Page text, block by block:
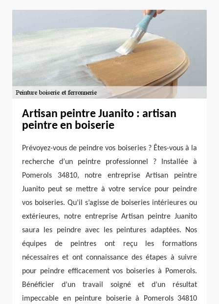
Artisan peintre Juanito : artisan
peintre en boiserie
Prévoyez-vous de peindre vos boiseries ? Êtes-vous à la
recherche d’un peintre professionnel ? Installée à
Pomerols 34810, notre entreprise Artisan peintre
Juanito peut se mettre à votre service pour peindre
vos boiseries. Qu’il s’agisse de boiseries intérieures ou
extérieures, notre entreprise Artisan peintre Juanito
saura les peindre avec les peintures adaptées. Nos
équipes de peintres ont reçu les formations
nécessaires et ont connaissance des étapes à suivre
pour peindre efficacement vos boiseries à Pomerols.
Bénéficier d’un travail soigné et d’un résultat
impeccable en peinture boiserie à Pomerols 34810